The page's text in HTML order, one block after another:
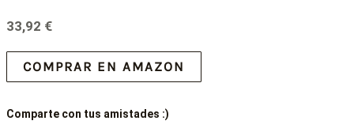
33,92 €
COMPRAR EN AMAZON
Comparte con tus amistades :)